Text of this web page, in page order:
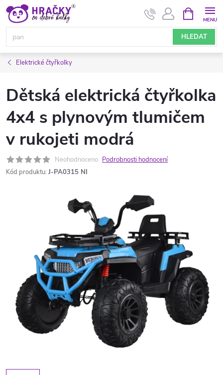
Přejít
obsah
HLEDAT
NÁKUPNÍ
KOŠÍK
Elektrické čtyřkolky
Dětská elektrická čtyřkolka
4x4 s plynovým tlumičem
v rukojeti modrá
Neohodnoceno Podrobnosti hodnocení
Kód produktu: J-PA0315 NI